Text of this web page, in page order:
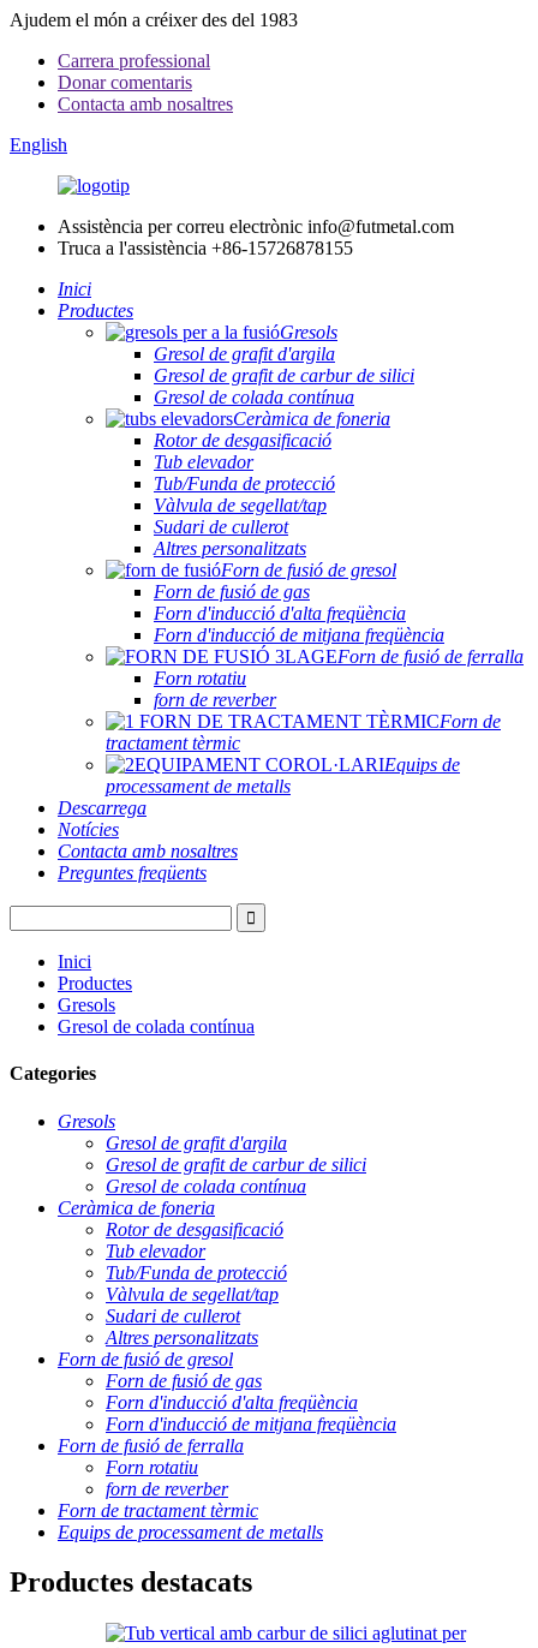
Ajudem el món a créixer des del 1983
Carrera professional
Donar comentaris
Contacta amb nosaltres
English
Assistència per correu electrònic info@futmetal.com
Truca a l'assistència +86-15726878155
Inici
Productes
Gresols
Gresol de grafit d'argila
Gresol de grafit de carbur de silici
Gresol de colada contínua
Ceràmica de foneria
Rotor de desgasificació
Tub elevador
Tub/Funda de protecció
Vàlvula de segellat/tap
Sudari de cullerot
Altres personalitzats
Forn de fusió de gresol
Forn de fusió de gas
Forn d'inducció d'alta freqüència
Forn d'inducció de mitjana freqüència
Forn de fusió de ferralla
Forn rotatiu
forn de reverber
Forn de
tractament tèrmic
Equips de
processament de metalls
Descarrega
Notícies
Contacta amb nosaltres
Preguntes freqüents
Inici
Productes
Gresols
Gresol de colada contínua
Categories
Gresols
Gresol de grafit d'argila
Gresol de grafit de carbur de silici
Gresol de colada contínua
Ceràmica de foneria
Rotor de desgasificació
Tub elevador
Tub/Funda de protecció
Vàlvula de segellat/tap
Sudari de cullerot
Altres personalitzats
Forn de fusió de gresol
Forn de fusió de gas
Forn d'inducció d'alta freqüència
Forn d'inducció de mitjana freqüència
Forn de fusió de ferralla
Forn rotatiu
forn de reverber
Forn de tractament tèrmic
Equips de processament de metalls
Productes destacats